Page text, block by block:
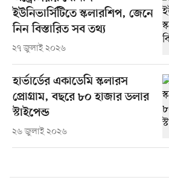
ইউনিভার্সিটিতে স্কলারশিপ, জেনে
নিন বিস্তারিত সব তথ্য
২৭ জুলাই ২০২৬
হার্ভার্ডের একাডেমি স্কলারস
প্রোগ্রাম, বছরে ৮০ হাজার ডলার
স্টাইপেন্ড
২৬ জুলাই ২০২৬